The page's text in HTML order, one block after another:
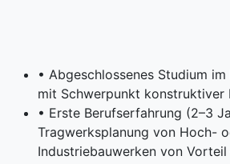
• Abgeschlossenes Studium
mit Schwerpunkt konstruktiver
• Erste Berufserfahrung (2–3
Tragwerksplanung von Hoch-
Industriebauwerken von